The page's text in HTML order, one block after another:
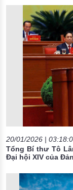
20/01/2026 |
Tổng Bí thư Tô
Đại hội XIV của